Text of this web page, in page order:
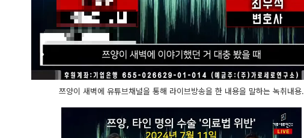
쯔양이 새벽에 유튜브채널을 통해 라이브방송을 한 내용을 말하는 녹취내용.